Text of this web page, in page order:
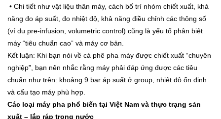
• Chi tiết như vật liệu thân máy, cách bố trí nhóm chiết xuất, khả
năng đo áp suất, đo nhiệt độ, khả năng điều chỉnh các thông số
(ví dụ pre-infusion, volumetric control) cũng là yếu tố phân biệt
máy “tiêu chuẩn cao” và máy cơ bản.
Kết luận: Khi bạn nói về cà phê pha máy được chiết xuất “chuyên
nghiệp”, bạn nên nhắc rằng máy phải đáp ứng được các tiêu
chuẩn như trên: khoảng 9 bar áp suất ở group, nhiệt độ ổn định
và cấu tạo máy phù hợp.
Các loại máy pha phổ biến tại Việt Nam và thực trạng sản
xuất – lắp ráp trong nước